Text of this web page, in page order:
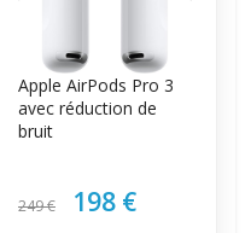
Apple AirPods Pro 3
avec réduction de
bruit
249 € 198 €